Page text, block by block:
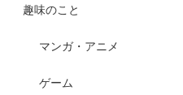
趣味のこと
マンガ・アニメ
ゲーム